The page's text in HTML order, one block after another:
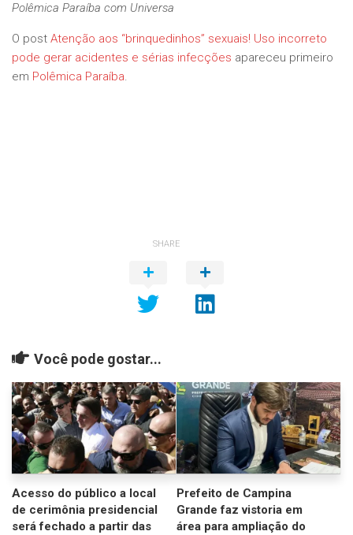
Polêmica Paraíba com Universa
O post Atenção aos “brinquedinhos” sexuais! Uso incorreto
pode gerar acidentes e sérias infecções apareceu primeiro
em Polêmica Paraíba.
SHARE
Você pode gostar...
Acesso do público a local
de cerimônia presidencial
será fechado a partir das
Prefeito de Campina
Grande faz vistoria em
área para ampliação do